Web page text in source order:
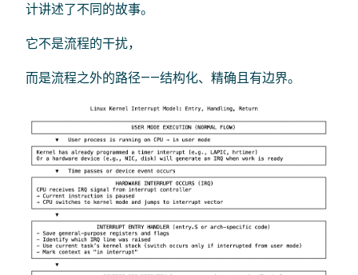
计讲述了不同的故事。
它不是流程的干扰，
而是流程之外的路径——结构化、精确且有边界。